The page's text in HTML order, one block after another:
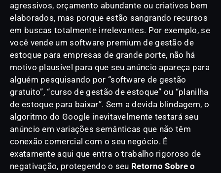
agressivos, orçamento abundante ou criativos bem
elaborados, mas porque estão sangrando recursos
em buscas totalmente irrelevantes. Por exemplo, se
você vende um software premium de gestão de
estoque para empresas de grande porte, não há
motivo plausível para que seu anúncio apareça para
alguém pesquisando por “software de gestão
gratuito”, “curso de gestão de estoque” ou “planilha
de estoque para baixar”. Sem a devida blindagem, o
algoritmo do Google inevitavelmente testará seu
anúncio em variações semânticas que não têm
conexão comercial com o seu negócio. É
exatamente aqui que entra o trabalho rigoroso de
negativação, protegendo o seu Retorno Sobre o